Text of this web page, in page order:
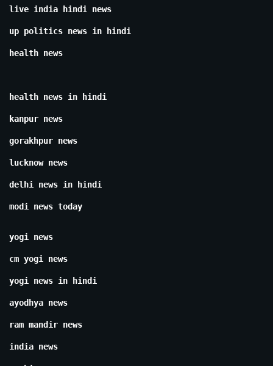
live india hindi news
up politics news in hindi
health news
health news in hindi
kanpur news
gorakhpur news
lucknow news
delhi news in hindi
modi news today
yogi news
cm yogi news
yogi news in hindi
ayodhya news
ram mandir news
india news